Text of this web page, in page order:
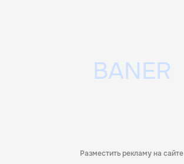
Разместить рекламу на сайте